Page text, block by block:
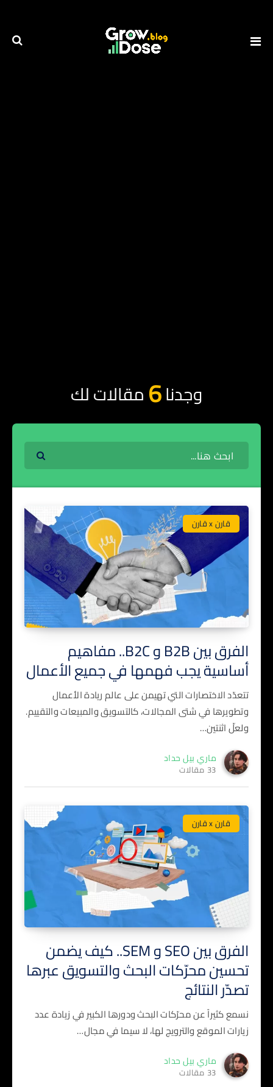
وجدنا6مقالات لك
قارن x قارن
الفرق بين B2B و B2C.. مفاهيم
أساسية يجب فهمها في جميع الأعمال
تتعدّد الاختصارات التي تهيمن على عالم ريادة الأعمال
وتطويرها في شتى المجالات، كالتسويق والمبيعات والتقييم.
ولعلّ اثنتين…
ماري بيل حداد
33 مقالات
قارن x قارن
الفرق بين SEO و SEM.. كيف يضمن
تحسين محرّكات البحث والتسويق عبرها
تصدّر النتائج
نسمع كثيراً عن محرّكات البحث ودورها الكبير في زيادة عدد
زيارات الموقع والترويج لها، لا سيما في مجال…
ماري بيل حداد
33 مقالات